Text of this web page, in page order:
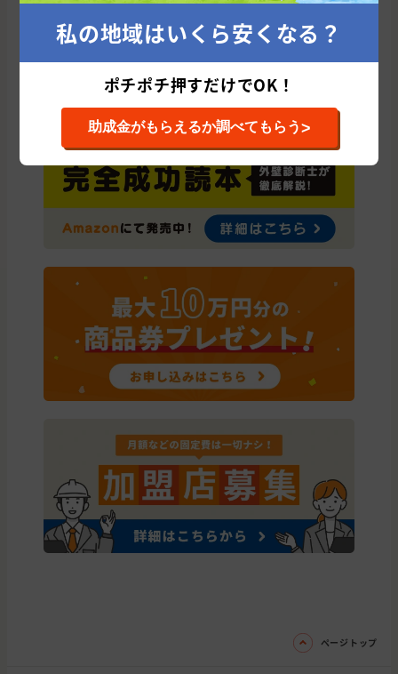
ページトップ
私の地域はいくら安くなる？
ポチポチ押すだけでOK！
助成金がもらえるか調べてもらう>